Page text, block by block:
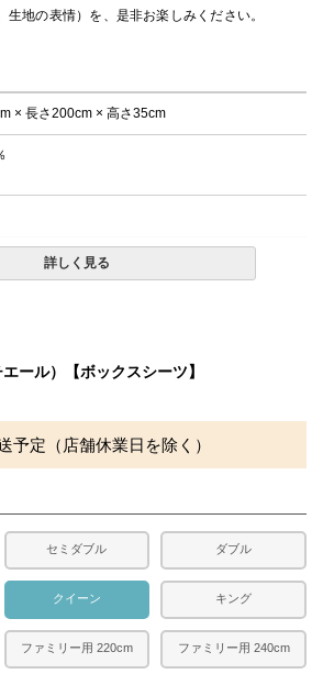
生地の表情）を、是非お楽しみください。
× 長さ200cm × 高さ35cm
場合がございます。また発送予定も変更になる場
ます。
詳しく見る
ール）【ボックスシーツ】
予定（店舗休業日を除く）
セミダブル ダブル
クイーン キング
ファミリー用 220cm ファミリー用 240cm